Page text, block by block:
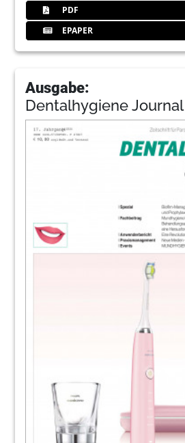
PDF
EPAPER
Ausgabe:
Dentalhygiene Journal